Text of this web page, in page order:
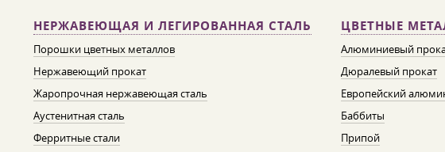
НЕРЖАВЕЮЩАЯ И ЛЕГИРОВАННАЯ СТАЛЬ
Порошки цветных металлов
Нержавеющий прокат
Жаропрочная нержавеющая сталь
Аустенитная сталь
Ферритные стали
ЦВЕТНЫЕ
Алюминиевый
Дюралевый прокат
Европейский
Баббиты
Припой